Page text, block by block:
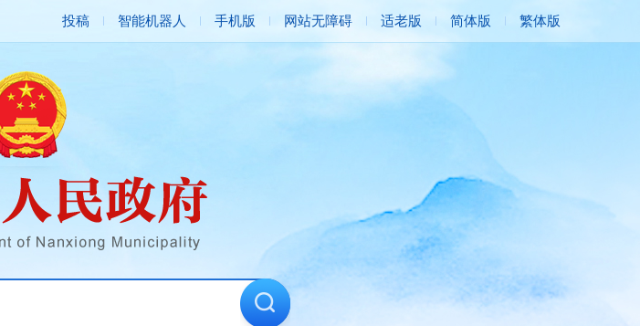
投稿 智能机器人 手机版 网站无障碍 适老版 简体版 繁体版